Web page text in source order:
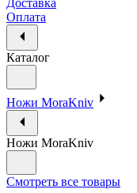
Оплата
Каталог
Ножи MoraKniv
Ножи MoraKniv
Смотреть все товары